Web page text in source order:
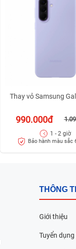
Thay vỏ Samsung
990.000đ
1 - 2 giờ
Bảo hành màu sắc
THÔNG
Giới thiệu
Tuyển dụng